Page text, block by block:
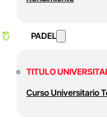
PADEL
TITULO
Curso Universitario